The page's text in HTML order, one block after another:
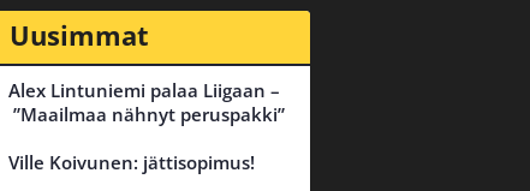
Uusimmat
Alex Lintuniemi palaa Liigaan –
”Maailmaa nähnyt peruspakki”
Ville Koivunen: jättisopimus!